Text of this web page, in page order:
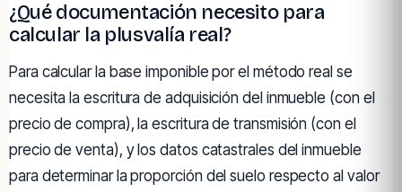
¿Qué documentación necesito para
calcular la plusvalía real?
Para calcular la base imponible por el método real se
necesita la escritura de adquisición del inmueble (con el
precio de compra), la escritura de transmisión (con el
precio de venta), y los datos catastrales del inmueble
para determinar la proporción del suelo respecto al valor